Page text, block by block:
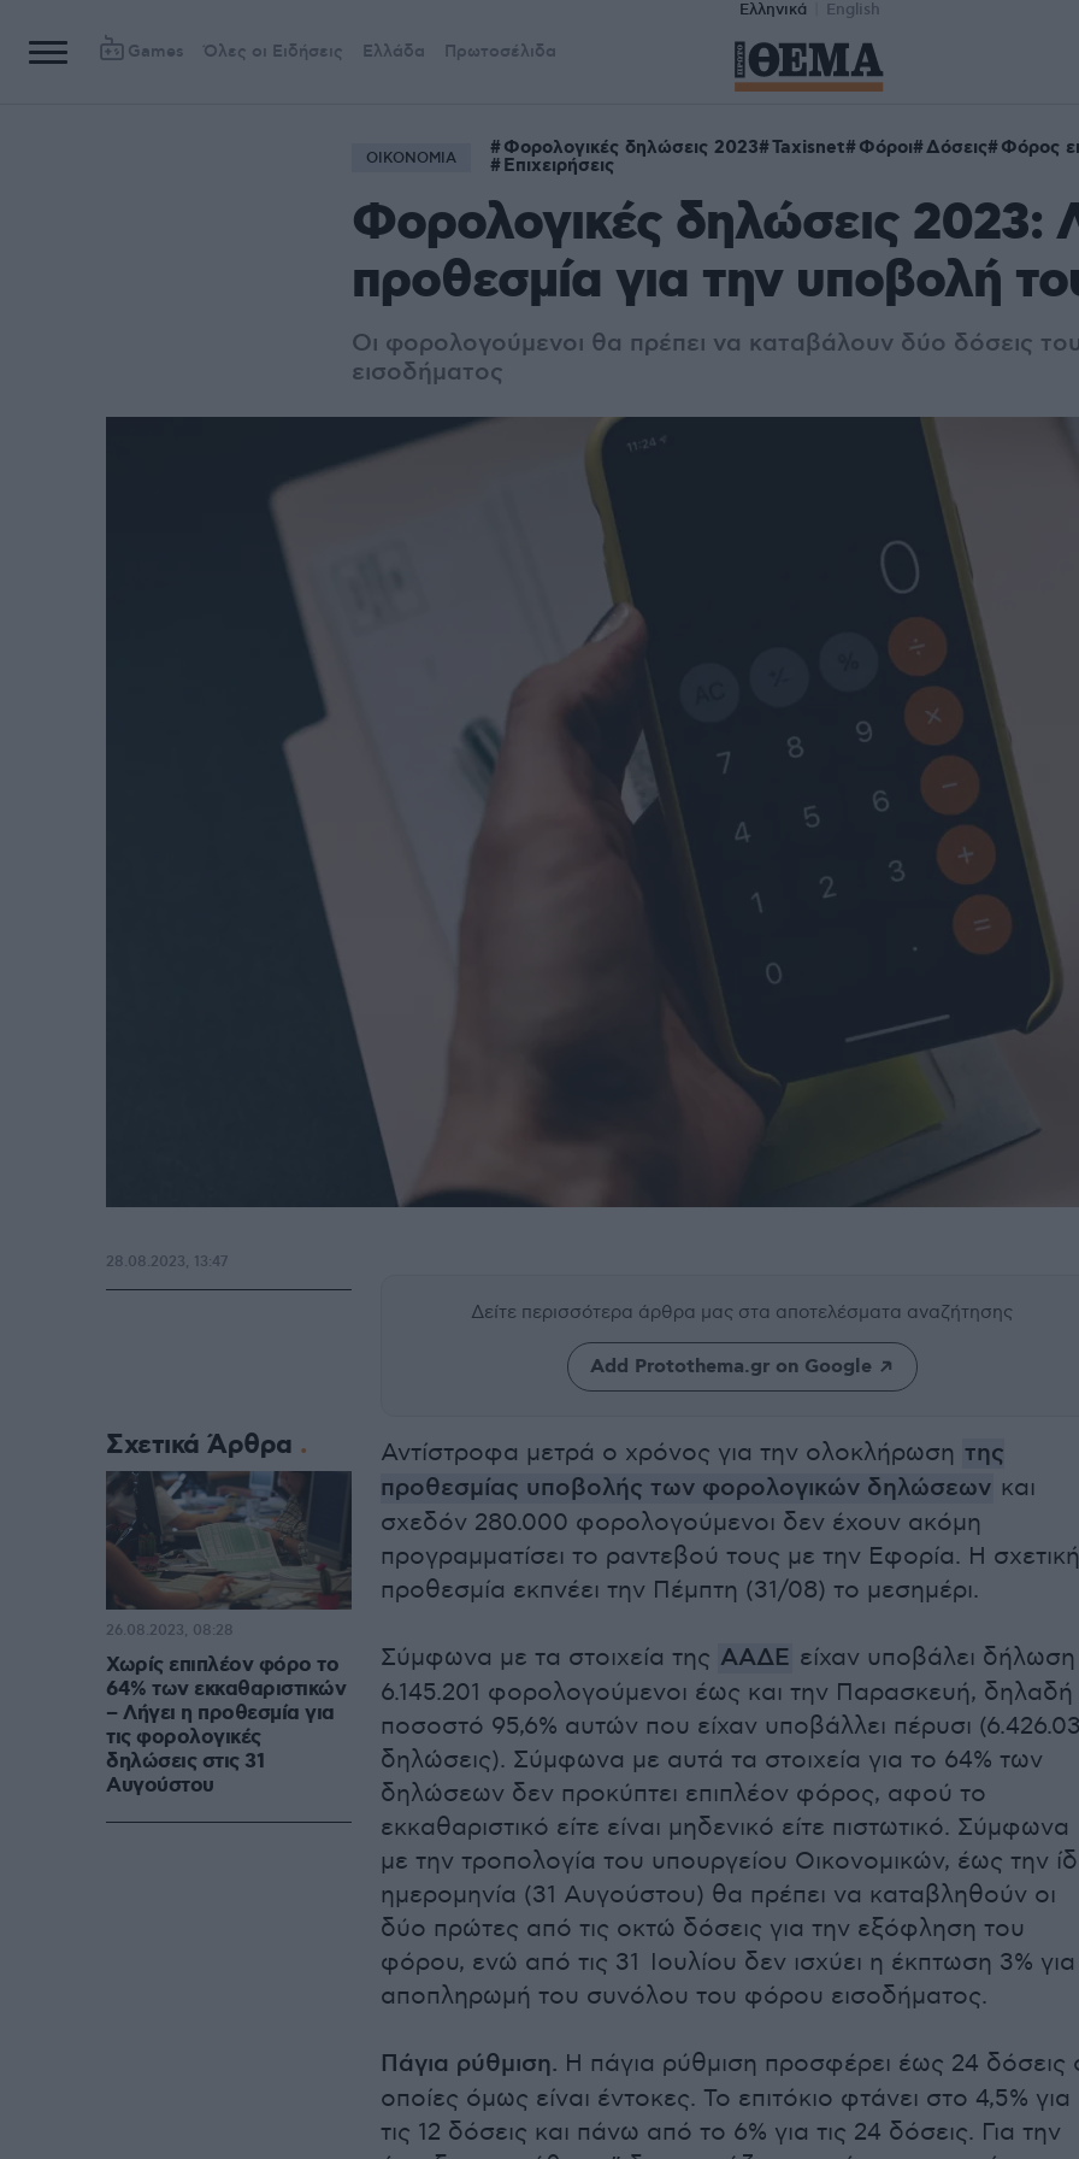
Ελληνικά English
Games Όλες οι Ειδήσεις Ελλάδα Πρωτοσέλιδα
ΟΙΚΟΝΟΜΙΑ Φορολογικές δηλώσεις 2023 Taxisnet Φόροι Δόσεις Φόρος
Επιχειρήσεις
Φορολογικές δηλώσεις 2023:
προθεσμία για την υποβολή
Οι φορολογούμενοι θα πρέπει να καταβάλουν δύο δόσεις
εισοδήματος
Δείτε περισσότερα άρθρα μας στα αποτελέσματα αναζήτησης
Add Protothema.gr on Google
Αντίστροφα μετρά ο χρόνος για την ολοκλήρωση της
προθεσμίας υποβολής των φορολογικών δηλώσεων και
σχεδόν 280.000 φορολογούμενοι δεν έχουν ακόμη
προγραμματίσει το ραντεβού τους με την Εφορία. Η σχετική
προθεσμία εκπνέει την Πέμπτη (31/08) το μεσημέρι.
Σύμφωνα με τα στοιχεία της ΑΑΔΕ είχαν υποβάλει δήλωση
6.145.201 φορολογούμενοι έως και την Παρασκευή, δηλαδή
ποσοστό 95,6% αυτών που είχαν υποβάλλει πέρυσι
δηλώσεις). Σύμφωνα με αυτά τα στοιχεία για το 64% των
δηλώσεων δεν προκύπτει επιπλέον φόρος, αφού το
εκκαθαριστικό είτε είναι μηδενικό είτε πιστωτικό. Σύμφωνα
με την τροπολογία του υπουργείου Οικονομικών, έως την
ημερομηνία (31 Αυγούστου) θα πρέπει να καταβληθούν οι
δύο πρώτες από τις οκτώ δόσεις για την εξόφληση του
φόρου, ενώ από τις 31 Ιουλίου δεν ισχύει η έκπτωση 3% για
αποπληρωμή του συνόλου του φόρου εισοδήματος.
Πάγια ρύθμιση. Η πάγια ρύθμιση προσφέρει έως 24 δόσεις
οποίες όμως είναι έντοκες. Το επιτόκιο φτάνει στο 4,5% για
τις 12 δόσεις και πάνω από το 6% για τις 24 δόσεις. Για την
28.08.2023, 13:47
Σχετικά Άρθρα
Χωρίς επιπλέον φόρο το
64% των εκκαθαριστικών
– Λήγει η προθεσμία για
τις φορολογικές
δηλώσεις στις 31
Αυγούστου
26.08.2023, 08:28